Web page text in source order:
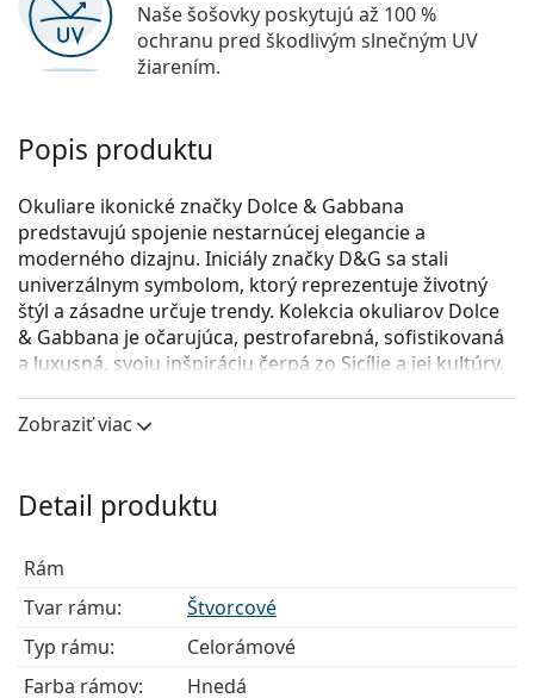
Naše šošovky poskytujú až 100 %
ochranu pred škodlivým slnečným UV
žiarením.
Popis produktu
Okuliare ikonické značky Dolce & Gabbana
predstavujú spojenie nestarnúcej elegancie a
moderného dizajnu. Iniciály značky D&G sa stali
univerzálnym symbolom, ktorý reprezentuje životný
štýl a zásadne určuje trendy. Kolekcia okuliarov Dolce
& Gabbana je očarujúca, pestrofarebná, sofistikovaná
a luxusná, svoju inšpiráciu čerpá zo Sicílie a jej kultúry.
Dolce & Gabbana 0DG3366 512sú dámske dioptrické
okuliare.
funkcie virtuálnej skúšky.
Hnedá farba rámov skvele ladí s teplým odtieňom
pleti a so svetlohnedými, čiernymi alebo tmavými
blond vlasmi.
Štvorcové rámy sú ideálnou voľbou, ak máte
okrúhly, oválny alebo trojuholníkový typ tváre.
Zobraziť viac
Detail produktu
Rám
Tvar rámu:
Štvorcové
Typ rámu:
Celorámové
Farba rámov:
Hnedá